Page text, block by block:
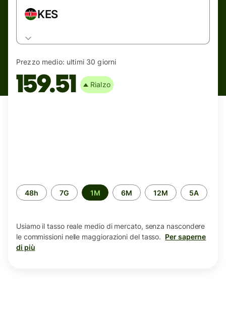
KES
Prezzo medio: ultimi 30 giorni
159.51 Rialzo
Periodo
di
48h 7G 1M 6M 12M 5A
Usiamo il tasso reale medio di mercato, senza nascondere
le commissioni nelle maggiorazioni del tasso. Per saperne
di più